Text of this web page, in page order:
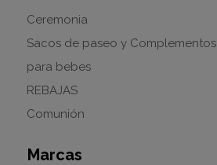
Ceremonia
Sacos de paseo y Complementos
para bebes
REBAJAS
Comunión
Marcas